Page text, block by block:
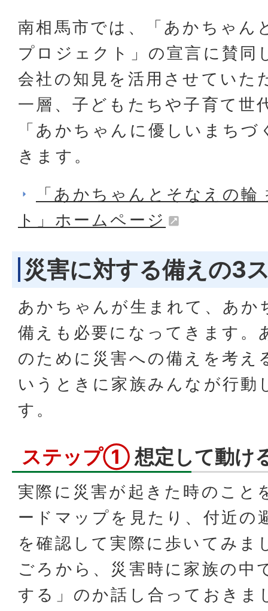
南相馬市では、「あかちゃん
プロジェクト」の宣言に賛同
会社の知見を活用させていた
一層、子どもたちや子育て世
「あかちゃんに優しいまち
きます。
「あかちゃんとそなえの
ト」ホームページ
災害に対する備えの3
あかちゃんが生まれて、あか
備えも必要になってきます。
のために災害への備えを考え
いうときに家族みんなが行動
す。
ステップ① 想定して動け
実際に災害が起きた時のこと
ードマップを見たり、付近の
を確認して実際に歩いてみま
ごろから、災害時に家族の中
する」のか話し合っておきま